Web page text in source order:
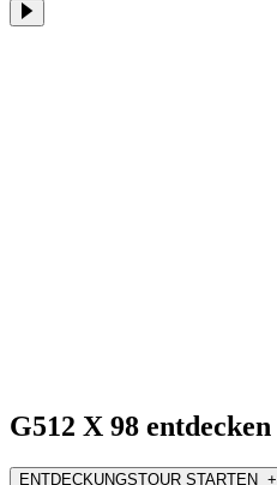
G512 X 98 entdecken
ENTDECKUNGSTOUR STARTEN +